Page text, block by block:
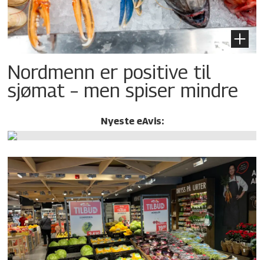
Nordmenn er positive til
sjømat – men spiser mindre
Nyeste eAvis: